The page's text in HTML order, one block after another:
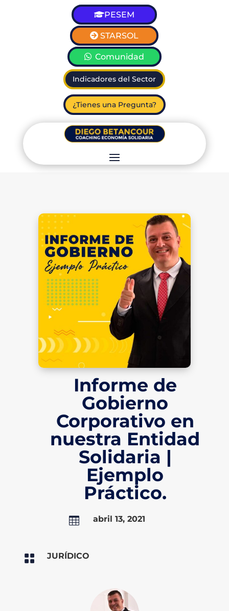
PESEM
STARSOL
Comunidad
Indicadores del Sector
¿Tienes una Pregunta?
Informe de
Gobierno
Corporativo en
nuestra Entidad
Solidaria |
Ejemplo
Práctico.
 abril 13, 2021
 JURÍDICO